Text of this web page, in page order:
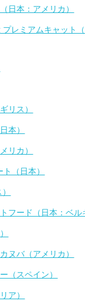
日本：アメリカ）
プレミアムキャット
リス）
本）
リカ）
（日本）
フード（日本：ベル
ヌバ（アメリカ）
（スペイン）
ア）